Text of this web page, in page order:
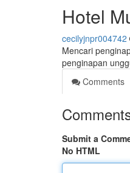
Hotel
cecilyjnpr004742
Mencari
penginapan
Comments
Submit a
No HTML